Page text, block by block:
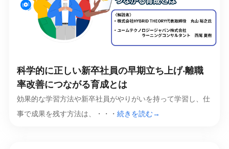
科学的に正しい新卒社員の早期⽴ち上げ‧離職
率改善につながる育成とは
効果的な学習方法や新卒社員がやりがいを持って学習し、仕
事で成果を残す方法は、・・・ 続きを読む→